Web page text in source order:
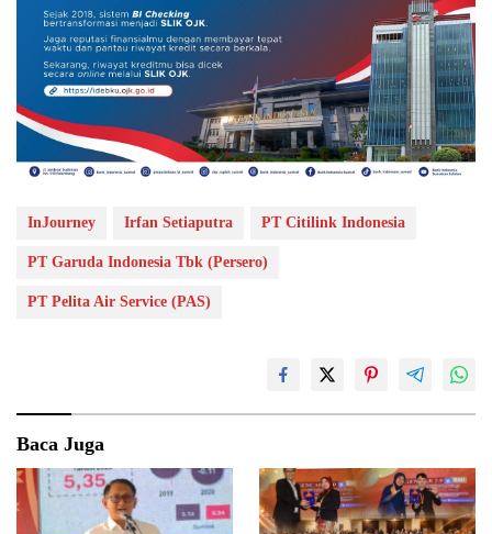
InJourney Irfan Setiaputra PT Citilink Indonesia
PT Garuda Indonesia Tbk (Persero)
PT Pelita Air Service (PAS)
Baca Juga